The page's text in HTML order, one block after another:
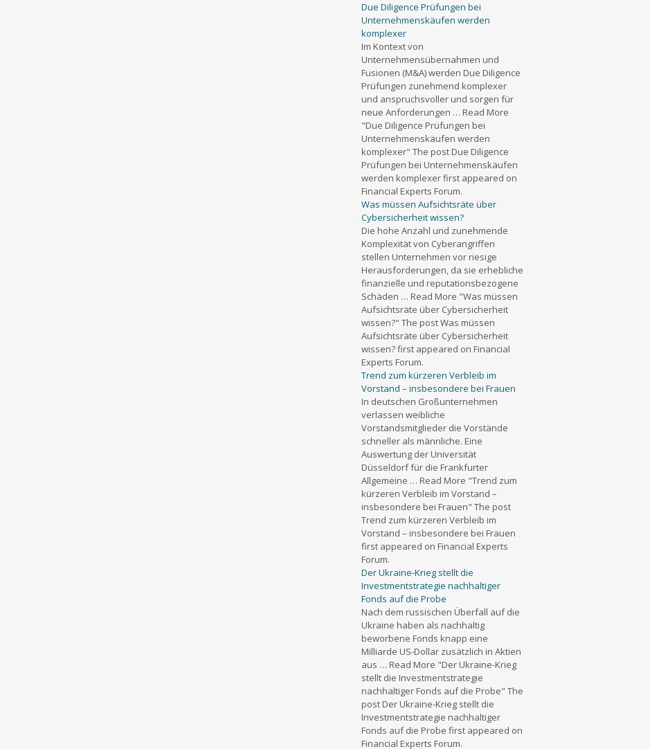
Due Diligence Prüfungen bei
Unternehmenskäufen werden
komplexer
Im Kontext von
Unternehmensübernahmen und
Fusionen (M&A) werden Due Diligence
Prüfungen zunehmend komplexer
und anspruchsvoller und sorgen für
neue Anforderungen … Read More
"Due Diligence Prüfungen bei
Unternehmenskäufen werden
komplexer" The post Due Diligence
Prüfungen bei Unternehmenskäufen
werden komplexer first appeared on
Financial Experts Forum.
Was müssen Aufsichtsräte über
Cybersicherheit wissen?
Die hohe Anzahl und zunehmende
Komplexität von Cyberangriffen
stellen Unternehmen vor riesige
Herausforderungen, da sie erhebliche
finanzielle und reputationsbezogene
Schäden … Read More "Was müssen
Aufsichtsräte über Cybersicherheit
wissen?" The post Was müssen
Aufsichtsräte über Cybersicherheit
wissen? first appeared on Financial
Experts Forum.
Trend zum kürzeren Verbleib im
Vorstand – insbesondere bei Frauen
In deutschen Großunternehmen
verlassen weibliche
Vorstandsmitglieder die Vorstände
schneller als männliche. Eine
Auswertung der Universität
Düsseldorf für die Frankfurter
Allgemeine … Read More "Trend zum
kürzeren Verbleib im Vorstand –
insbesondere bei Frauen" The post
Trend zum kürzeren Verbleib im
Vorstand – insbesondere bei Frauen
first appeared on Financial Experts
Forum.
Der Ukraine-Krieg stellt die
Investmentstrategie nachhaltiger
Fonds auf die Probe
Nach dem russischen Überfall auf die
Ukraine haben als nachhaltig
beworbene Fonds knapp eine
Milliarde US-Dollar zusätzlich in Aktien
aus … Read More "Der Ukraine-Krieg
stellt die Investmentstrategie
nachhaltiger Fonds auf die Probe" The
post Der Ukraine-Krieg stellt die
Investmentstrategie nachhaltiger
Fonds auf die Probe first appeared on
Financial Experts Forum.